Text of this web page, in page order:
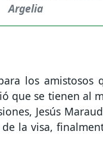
Argelia
los amistosos
que se tienen al
Jesús
la visa,